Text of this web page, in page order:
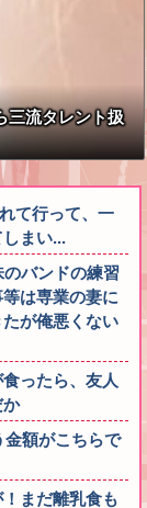
三流タレント扱
て行って、一
まい...
バンドの練習
は専業の妻に
が俺悪くない
ったら、友人
か
金額がこちらで
まだ離乳食も